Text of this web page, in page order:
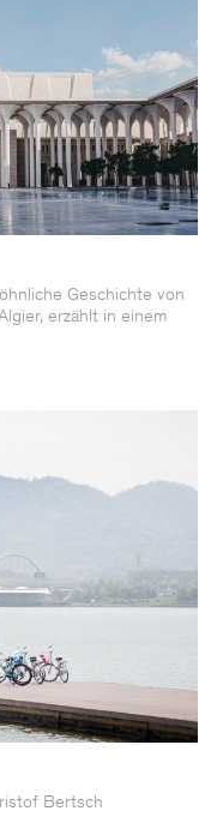
Geschichte von
erzählt in einem
Bertsch